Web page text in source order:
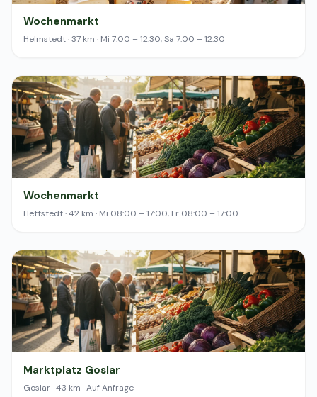
Wochenmarkt
Helmstedt · 37 km · Mi 7:00 – 12:30, Sa 7:00 – 12:30
Wochenmarkt
Hettstedt · 42 km · Mi 08:00 – 17:00, Fr 08:00 – 17:00
Marktplatz Goslar
Goslar · 43 km · Auf Anfrage